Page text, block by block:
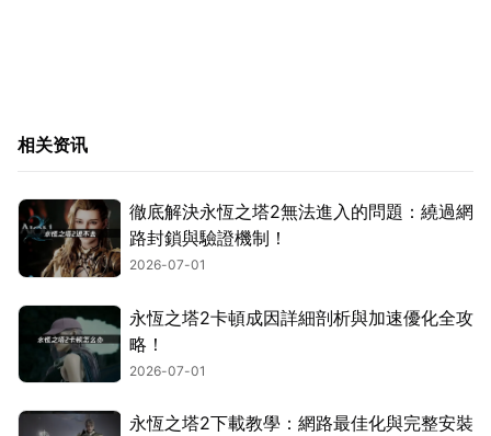
相关资讯
徹底解決永恆之塔2無法進入的問題：繞過網
路封鎖與驗證機制！
2026-07-01
永恆之塔2卡頓成因詳細剖析與加速優化全攻
略！
2026-07-01
永恆之塔2下載教學：網路最佳化與完整安裝